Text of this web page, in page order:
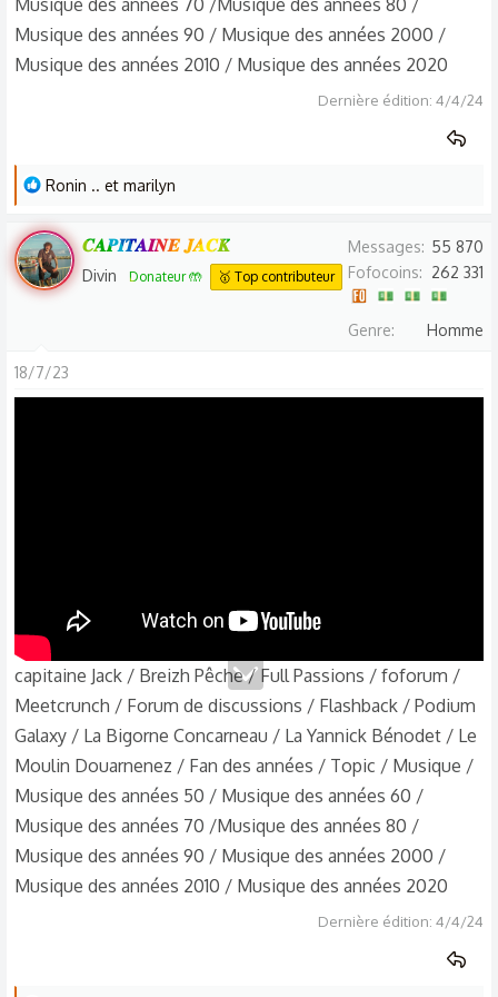
Musique des années 70 /Musique des années 80 /
Musique des années 90 / Musique des années 2000 /
Musique des années 2010 / Musique des années 2020
Dernière édition: 4/4/24
L
s
r
é
t
Ronin .. et marilyn
𝑪𝑨𝑷𝑰𝑻𝑨𝑰𝑵𝑬 𝑱𝑨𝑪𝑲
Divin Donateur 🤲 🥇 Top contributeur
Messages
55 870
Fofocoins
262 331
Genre Homme
18/7/23
capitaine Jack / Breizh Pêche / Full Passions / foforum /
Meetcrunch / Forum de discussions / Flashback / Podium
Galaxy / La Bigorne Concarneau / La Yannick Bénodet / Le
Moulin Douarnenez / Fan des années / Topic / Musique /
Musique des années 50 / Musique des années 60 /
Musique des années 70 /Musique des années 80 /
Musique des années 90 / Musique des années 2000 /
Musique des années 2010 / Musique des années 2020
Dernière édition: 4/4/24